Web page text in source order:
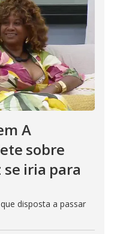
A
sobre
se iria para
disposta a passar